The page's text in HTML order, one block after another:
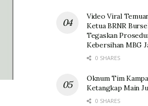
Video Viral
Ketua BRNR
Tegaskan
Kebersihan MBG
0 SHARES
Oknum Tim
Ketangkap Main
0 SHARES